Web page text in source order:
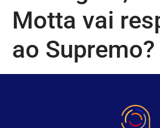
Motta vai
ao Supremo?